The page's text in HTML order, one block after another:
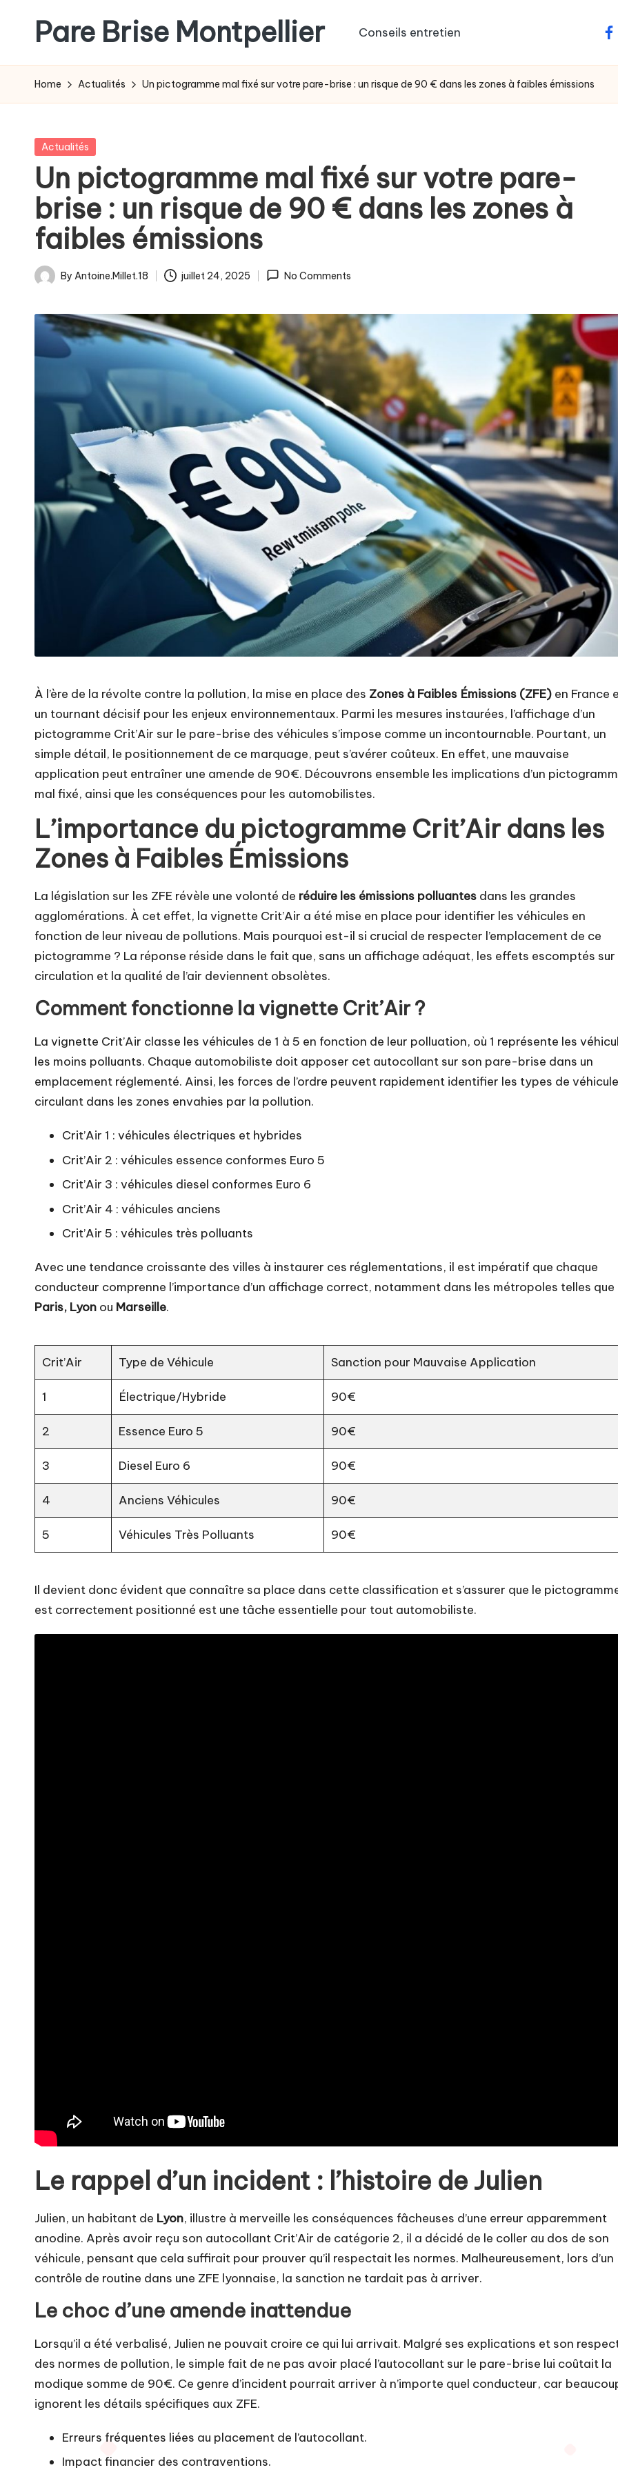
content
Pare Brise Montpellier Conseils entretien
Home Actualités Un pictogramme mal fixé sur votre pare-brise : un risque de 90 € dans les zones à faibles émissions
Posted
Actualités
Un pictogramme mal fixé sur votre pare-
brise : un risque de 90 € dans les zones à
faibles émissions
Posted
By Antoine.Millet.18 juillet 24, 2025 No Comments
À l’ère de la révolte contre la pollution, la mise en place des Zones à Faibles Émissions (ZFE) en France
un tournant décisif pour les enjeux environnementaux. Parmi les mesures instaurées, l’affichage d’un
pictogramme Crit’Air sur le pare-brise des véhicules s’impose comme un incontournable. Pourtant, un
simple détail, le positionnement de ce marquage, peut s’avérer coûteux. En effet, une mauvaise
application peut entraîner une amende de 90€. Découvrons ensemble les implications d’un
mal fixé, ainsi que les conséquences pour les automobilistes.
L’importance du pictogramme Crit’Air dans les
Zones à Faibles Émissions
La législation sur les ZFE révèle une volonté de réduire les émissions polluantes dans les grandes
agglomérations. À cet effet, la vignette Crit’Air a été mise en place pour identifier les véhicules en
fonction de leur niveau de pollutions. Mais pourquoi est-il si crucial de respecter l’emplacement de ce
pictogramme ? La réponse réside dans le fait que, sans un affichage adéquat, les effets escomptés sur
circulation et la qualité de l’air deviennent obsolètes.
Comment fonctionne la vignette Crit’Air ?
La vignette Crit’Air classe les véhicules de 1 à 5 en fonction de leur polluation, où 1 représente les
les moins polluants. Chaque automobiliste doit apposer cet autocollant sur son pare-brise dans un
emplacement réglementé. Ainsi, les forces de l’ordre peuvent rapidement identifier les types de
circulant dans les zones envahies par la pollution.
Crit’Air 1 : véhicules électriques et hybrides
Crit’Air 2 : véhicules essence conformes Euro 5
Crit’Air 3 : véhicules diesel conformes Euro 6
Crit’Air 4 : véhicules anciens
Crit’Air 5 : véhicules très polluants
Avec une tendance croissante des villes à instaurer ces réglementations, il est impératif que chaque
conducteur comprenne l’importance d’un affichage correct, notamment dans les métropoles telles que
Paris, Lyon ou Marseille.
Crit’Air Type de Véhicule Sanction pour Mauvaise Application
1 Électrique/Hybride 90€
2 Essence Euro 5 90€
3 Diesel Euro 6 90€
4 Anciens Véhicules 90€
5 Véhicules Très Polluants 90€
Il devient donc évident que connaître sa place dans cette classification et s’assurer que le
est correctement positionné est une tâche essentielle pour tout automobiliste.
Le rappel d’un incident : l’histoire de Julien
Julien, un habitant de Lyon, illustre à merveille les conséquences fâcheuses d’une erreur apparemment
anodine. Après avoir reçu son autocollant Crit’Air de catégorie 2, il a décidé de le coller au dos de son
véhicule, pensant que cela suffirait pour prouver qu’il respectait les normes. Malheureusement, lors d’un
contrôle de routine dans une ZFE lyonnaise, la sanction ne tardait pas à arriver.
Le choc d’une amende inattendue
Lorsqu’il a été verbalisé, Julien ne pouvait croire ce qui lui arrivait. Malgré ses explications et son
des normes de pollution, le simple fait de ne pas avoir placé l’autocollant sur le pare-brise lui coûtait la
modique somme de 90€. Ce genre d’incident pourrait arriver à n’importe quel conducteur, car
ignorent les détails spécifiques aux ZFE.
Erreurs fréquentes liées au placement de l’autocollant.
Impact financier des contraventions.